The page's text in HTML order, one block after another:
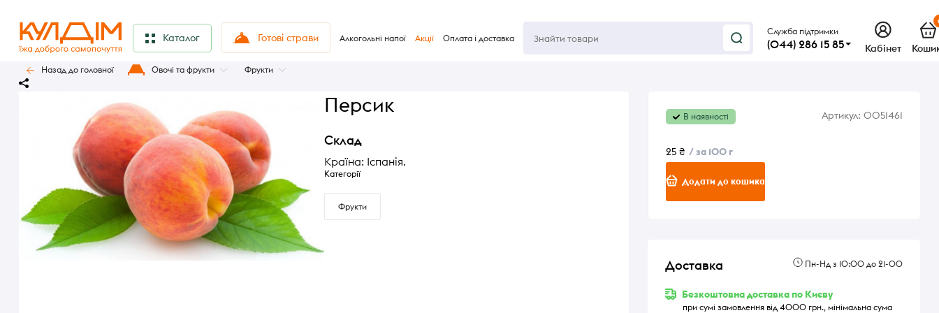
Каталог Готові страви Алкогольні напої Акції Оплата і доставка
Служба підтримки
(044) 286 15 85 Кабінет
Назад до головної Овочі та фрукти Фрукти
Персик
Склад
Країна: Іспанія.
Категорії
Фрукти
В наявності Артикул: 0051461
25 ₴ / за 100 г
Додати до кошика
Доставка Пн-Нд з 10:00 до 21-00
Безкоштовна доставка по Києву
при сумі замовлення від 4000 грн., мінімальна сума